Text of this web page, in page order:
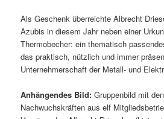
Als Geschenk überreichte Albrecht
Azubis in diesem Jahr neben einer
Thermobecher: ein thematisch
das praktisch, nützlich und immer
Unternehmerschaft der Metall- und
Anhängendes Bild: Gruppenbild mit
Nachwuchskräften aus elf